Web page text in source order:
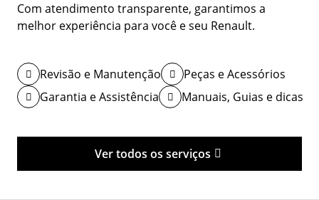
Com atendimento transparente, garantimos a
melhor experiência para você e seu Renault.
Revisão e Manutenção
Peças e Acessórios
Garantia e Assistência
Manuais, Guias e dicas
Ver todos os serviços